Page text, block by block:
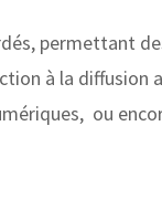
permettant
à la
ou